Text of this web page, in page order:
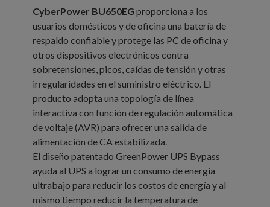
CyberPower BU650EG proporciona a los
usuarios domésticos y de oficina una batería de
respaldo confiable y protege las PC de oficina y
otros dispositivos electrónicos contra
sobretensiones, picos, caídas de tensión y otras
irregularidades en el suministro eléctrico. El
producto adopta una topología de línea
interactiva con función de regulación automática
de voltaje (AVR) para ofrecer una salida de
alimentación de CA estabilizada.
El diseño patentado GreenPower UPS Bypass
ayuda al UPS a lograr un consumo de energía
ultrabajo para reducir los costos de energía y al
mismo tiempo reducir la temperatura de